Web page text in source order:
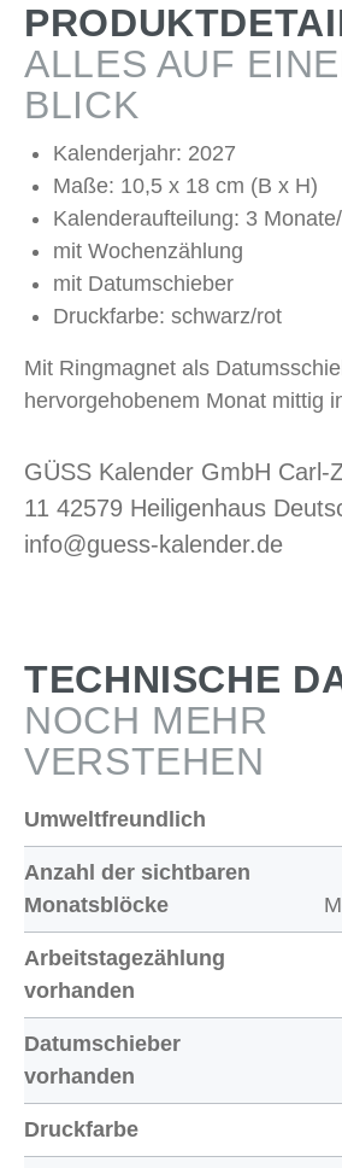
ALLES AUF
BLICK
Kalenderjahr: 2027
Maße: 10,5 x 18 cm (B x H)
Kalenderaufteilung: 3
mit Wochenzählung
mit Datumschieber
Druckfarbe: schwarz/rot
Mit Ringmagnet als
hervorgehobenem Monat mittig
GÜSS Kalender GmbH Carl-
11 42579 Heiligenhaus
info@guess-kalender.de
TECHNISCHE
NOCH MEHR
VERSTEHEN
Umweltfreundlich
Anzahl der sichtbaren
Monatsblöcke
Arbeitstagezählung
vorhanden
Datumschieber
vorhanden
Druckfarbe